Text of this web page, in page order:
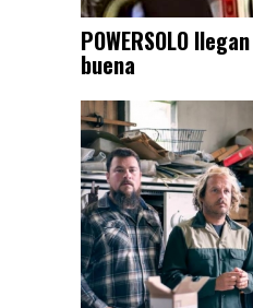
POWERSOLO
buena